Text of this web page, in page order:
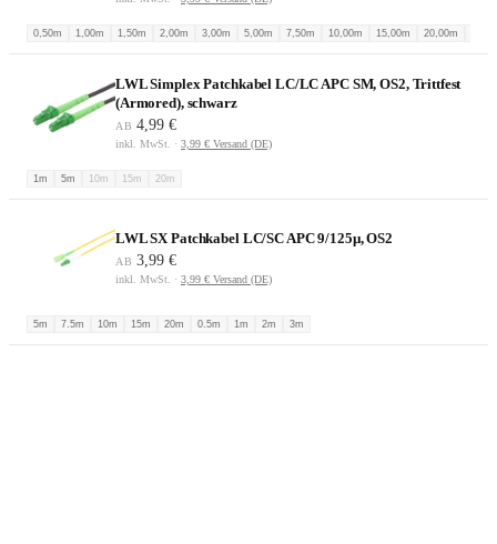
0,50m 1,00m 1,50m 2,00m 3,00m 5,00m 7,50m 10,00m 15,00m 20,00m
LWL Simplex Patchkabel LC/LC APC SM, OS2, Trittfest
(Armored), schwarz
AB 4,99 €
inkl. MwSt. · 3,99 € Versand (DE)
1m 5m 10m 15m 20m
LWL SX Patchkabel LC/SC APC 9/125µ, OS2
AB 3,99 €
inkl. MwSt. · 3,99 € Versand (DE)
5m 7.5m 10m 15m 20m 0.5m 1m 2m 3m